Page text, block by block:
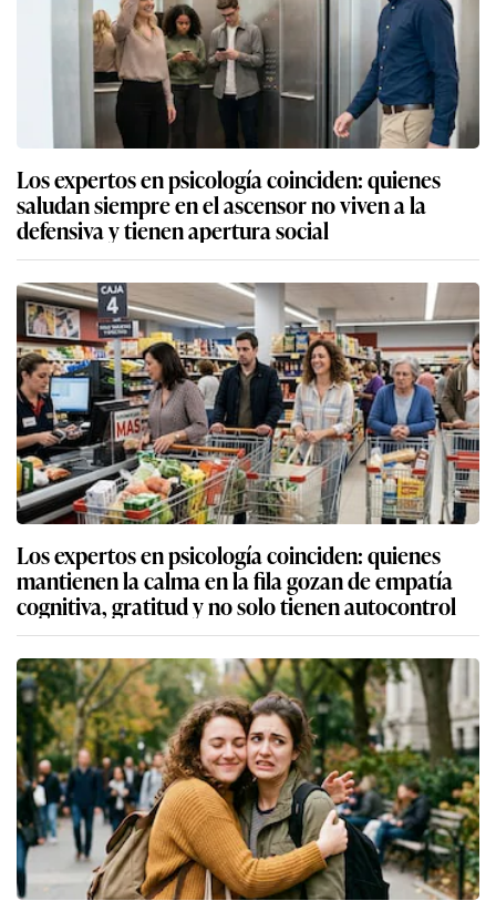
Los expertos en psicología coinciden: quienes
saludan siempre en el ascensor no viven a la
defensiva y tienen apertura social
Los expertos en psicología coinciden: quienes
mantienen la calma en la fila gozan de empatía
cognitiva, gratitud y no solo tienen autocontrol